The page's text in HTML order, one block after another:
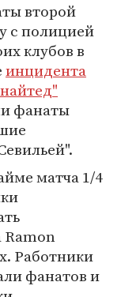
второй
с полицией
клубов в
инцидента
фанаты
матча 1/4
Ramon
Работники
фанатов и